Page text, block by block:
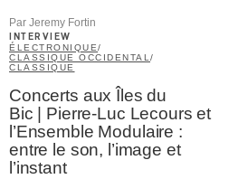
Par Jeremy Fortin
INTERVIEW
ÉLECTRONIQUE/
CLASSIQUE OCCIDENTAL /
CLASSIQUE
Concerts aux Îles du
Bic | Pierre-Luc Lecours et
l’Ensemble Modulaire :
entre le son, l’image et
l’instant